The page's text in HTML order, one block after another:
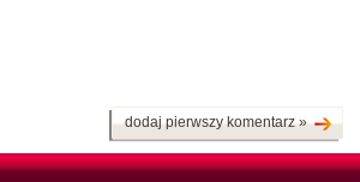
dodaj pierwszy komentarz »